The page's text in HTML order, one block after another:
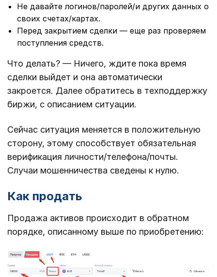
Не давайте логинов/паролей/и других данных о
своих счетах/картах.
Перед закрытием сделки — еще раз проверяем
поступления средств.
Что делать? — Ничего, ждите пока время
сделки выйдет и она автоматически
закроется. Далее обратитесь в техподдержку
биржи, с описанием ситуации.
Сейчас ситуация меняется в положительную
сторону, этому способствует обязательная
верификация личности/телефона/почты.
Случаи мошенничества сведены к нулю.
Как продать
Продажа активов происходит в обратном
порядке, описанному выше по приобретению: